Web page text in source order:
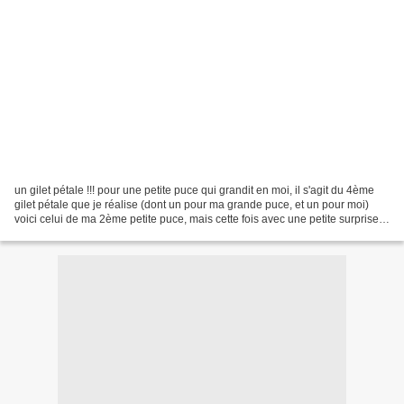
un gilet pétale !!! pour une petite puce qui grandit en moi, il s'agit du 4ème
gilet pétale que je réalise (dont un pour ma grande puce, et un pour moi)
voici celui de ma 2ème petite puce, mais cette fois avec une petite surprise